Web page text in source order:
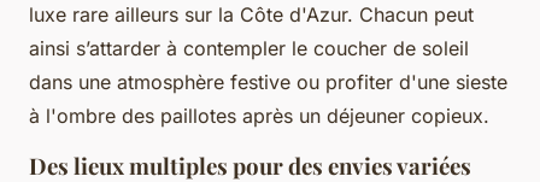
luxe rare ailleurs sur la Côte d'Azur. Chacun peut
ainsi s’attarder à contempler le coucher de soleil
dans une atmosphère festive ou profiter d'une sieste
à l'ombre des paillotes après un déjeuner copieux.
Des lieux multiples pour des envies variées